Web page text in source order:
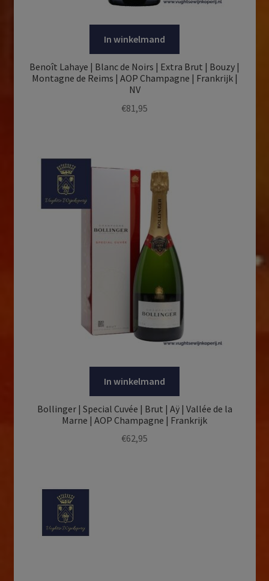
In winkelmand
Benoît Lahaye | Blanc de Noirs | Extra Brut | Bouzy |
Montagne de Reims | AOP Champagne | Frankrijk |
NV
€81,95
In winkelmand
Bollinger | Special Cuvée | Brut | Aÿ | Vallée de la
Marne | AOP Champagne | Frankrijk
€62,95